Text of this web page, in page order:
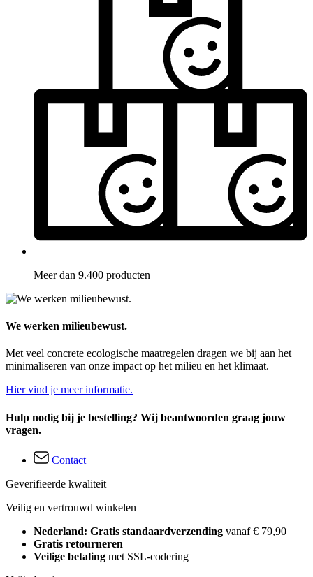
Meer dan 9.400 producten
We werken milieubewust.
Met veel concrete ecologische maatregelen dragen we bij aan het
minimaliseren van onze impact op het milieu en het klimaat.
Hier vind je meer informatie.
Hulp nodig bij je bestelling? Wij beantwoorden graag jouw
vragen.
Contact
Geverifieerde kwaliteit
Veilig en vertrouwd winkelen
Nederland: Gratis standaardverzending vanaf € 79,90
Gratis retourneren
Veilige betaling met SSL-codering